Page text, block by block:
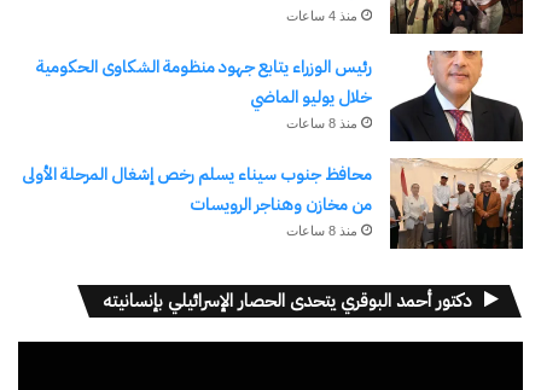
منذ 4 ساعات
رئيس الوزراء يتابع جهود منظومة الشكاوى الحكومية
خلال يوليو الماضي
منذ 8 ساعات
محافظ جنوب سيناء يسلم رخص إشغال المرحلة الأولى
من مخازن وهناجر الرويسات
منذ 8 ساعات
دكتور أحمد البوقري يتحدى الحصار الإسرائيلي بإنسانيته